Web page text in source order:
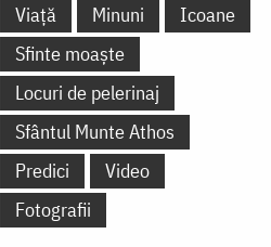
Viață
Minuni
Icoane
Sfinte moaște
Locuri de pelerinaj
Sfântul Munte Athos
Predici
Video
Fotografii